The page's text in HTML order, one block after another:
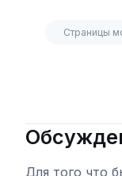
Страницы
Для того что